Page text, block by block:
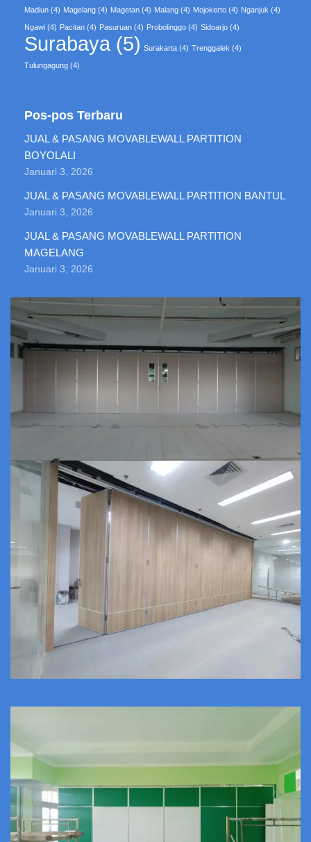
Madiun (4) Magelang (4) Magetan (4) Malang (4) Mojokerto (4) Nganjuk (4)
Ngawi (4) Pacitan (4) Pasuruan (4) Probolinggo (4) Sidoarjo (4)
Surabaya (5) Surakarta (4) Trenggalek (4)
Tulungagung (4)
Pos-pos Terbaru
JUAL & PASANG MOVABLEWALL PARTITION
BOYOLALI
Januari 3, 2026
JUAL & PASANG MOVABLEWALL PARTITION BANTUL
Januari 3, 2026
JUAL & PASANG MOVABLEWALL PARTITION
MAGELANG
Januari 3, 2026